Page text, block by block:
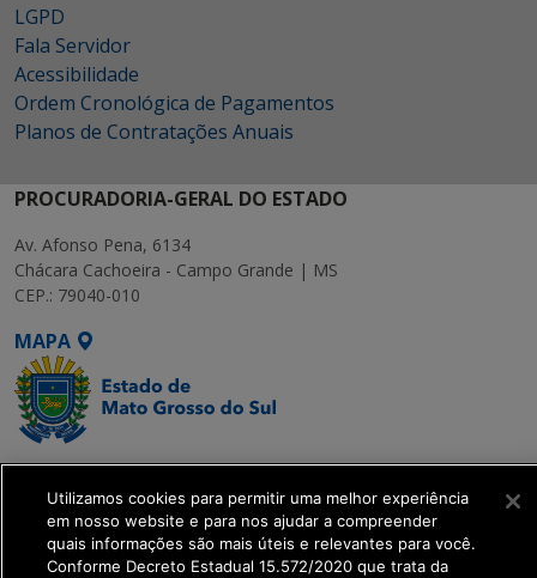
LGPD
Fala Servidor
Acessibilidade
Ordem Cronológica de Pagamentos
Planos de Contratações Anuais
PROCURADORIA-GERAL DO ESTADO
Av. Afonso Pena, 6134
Chácara Cachoeira - Campo Grande | MS
CEP.: 79040-010
MAPA
SETDIG | Secretaria-
Executiva de
Transformação Digital
Utilizamos cookies para permitir uma melhor experiência
em nosso website e para nos ajudar a compreender
quais informações são mais úteis e relevantes para você.
Conforme Decreto Estadual 15.572/2020 que trata da